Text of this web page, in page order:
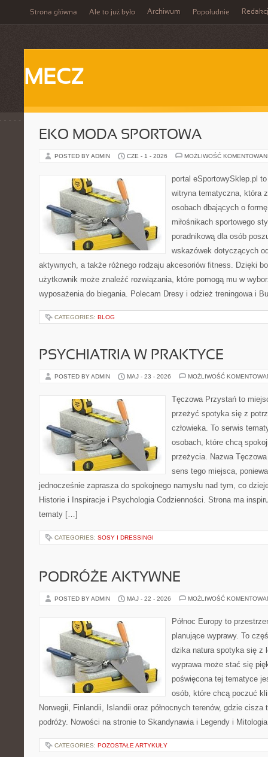
Strona główna Ale to już było Archiwum Popołudnie
MECZ
EKO MODA SPORTOWA
POSTED BY ADMIN CZE - 1 - 2026 MOŻLIWOŚĆ
portal eSportowySklep.pl
witryna tematyczna, która
osobach dbających o
miłośnikach sportowego
poradnikową dla osób
wskazówek dotyczących
aktywnych, a także różnego rodzaju akcesoriów fitness. Dzięki
użytkownik może znaleźć rozwiązania, które pomogą mu w
wyposażenia do biegania. Polecam Dresy i odzież treningowa i
CATEGORIES: BLOG
PSYCHIATRIA W PRAKTYCE
POSTED BY ADMIN MAJ - 23 - 2026 MOŻLIWOŚĆ
Tęczowa Przystań to
przeżyć spotyka się z
człowieka. To serwis
osobach, które chcą
przeżycia. Nazwa
sens tego miejsca,
jednocześnie zaprasza do spokojnego namysłu nad tym, co
Historie i Inspiracje i Psychologia Codzienności. Strona ma
tematy […]
CATEGORIES: SOSY I DRESSINGI
PODRÓŻE AKTYWNE
POSTED BY ADMIN MAJ - 22 - 2026 MOŻLIWOŚĆ
Północ Europy to
planujące wyprawy. To
dzika natura spotyka się z
wyprawa może stać się
poświęcona tej tematyce
osób, które chcą poczuć
Norwegii, Finlandii, Islandii oraz północnych terenów, gdzie cisza
podróży. Nowości na stronie to Skandynawia i Legendy i
CATEGORIES: POZOSTAŁE ARTYKUŁY